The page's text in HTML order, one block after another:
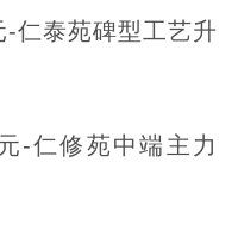
-仁泰苑碑型工艺升
-仁修苑中端主力